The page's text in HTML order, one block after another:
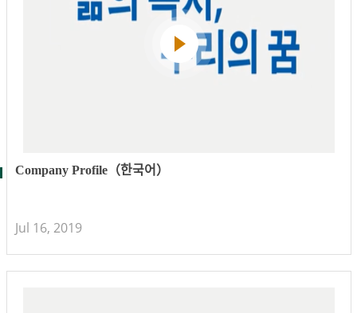
Company Profile（한국어）
Jul 16, 2019